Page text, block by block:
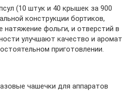
(10 штук и 40 крышек за 900
конструкции бортиков,
натяжение фольги, и отверстий в
улучшают качество и аромат
приготовлении.
чашечки для аппаратов